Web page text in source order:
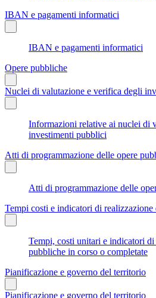
IBAN e pagamenti informatici
IBAN e pagamenti informatici
Opere pubbliche
Nuclei di valutazione e verifica degli
Informazioni relative ai nuclei di
investimenti pubblici
Atti di programmazione delle opere
Atti di programmazione delle
Tempi costi e indicatori di
Tempi, costi unitari e indicatori
pubbliche in corso o completate
Pianificazione e governo del territorio
Pianificazione e governo del territorio